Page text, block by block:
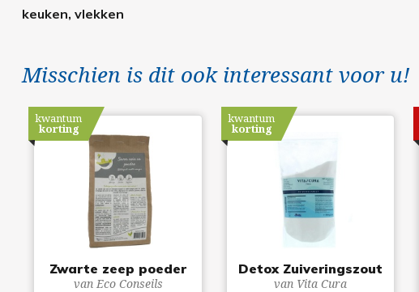
keuken, vlekken
Misschien is dit ook interessant voor u!
Zwarte zeep poeder
van Eco Conseils
kwantum
korting
Detox Zuiveringszout
van Vita Cura
kwantum
korting